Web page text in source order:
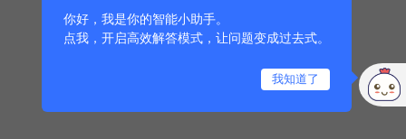
你好，我是你的智能小助手。
点我，开启高效解答模式，让问题变成过去式。
我知道了